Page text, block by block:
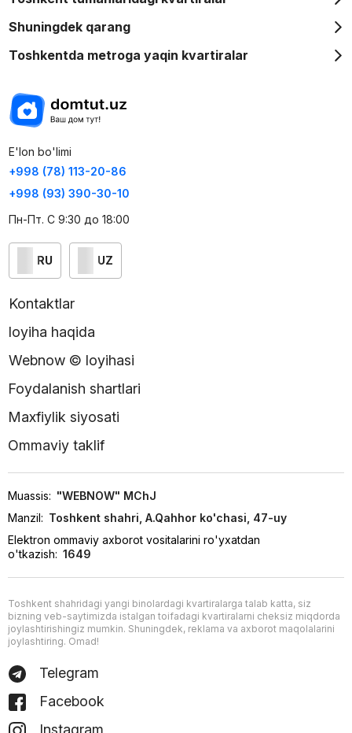
Shuningdek qarang
Toshkentda metroga yaqin kvartiralar
E'lon bo'limi
+998 (78) 113-20-86
+998 (93) 390-30-10
Пн-Пт. С 9:30 до 18:00
RU UZ
Kontaktlar
loyiha haqida
Webnow © loyihasi
Foydalanish shartlari
Maxfiylik siyosati
Ommaviy taklif
Muassis: "WEBNOW" MChJ
Manzil: Toshkent shahri, A.Qahhor ko'chasi, 47-uy
Elektron ommaviy axborot vositalarini ro'yxatdan
o'tkazish: 1649
Toshkent shahridagi yangi binolardagi kvartiralarga talab katta, siz
bizning veb-saytimizda istalgan toifadagi kvartiralarni cheksiz miqdorda
joylashtirishingiz mumkin. Shuningdek, reklama va axborot maqolalarini
joylashtiring. Omad!
Telegram
Facebook
Instagram